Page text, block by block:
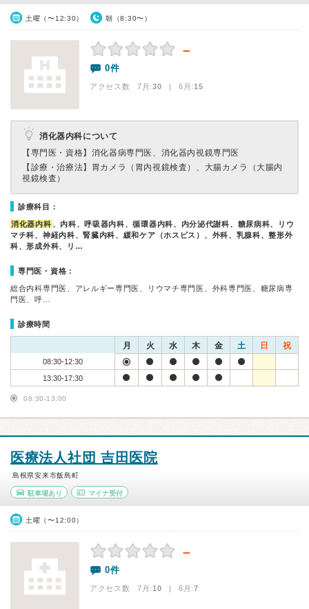
土曜（〜12:30） 朝（8:30〜）
－
0件
アクセス数 7月:30 | 6月:15
消化器内科について
【専門医・資格】 消化器病専門医、消化器内視鏡専門医
【診療・治療法】 胃カメラ（胃内視鏡検査）、大腸カメラ（大腸内
視鏡検査）
診療科目：
消化器内科 、内科、呼吸器内科、循環器内科、内分泌代謝科、糖尿病科、リウ
マチ科、神経内科、腎臓内科、緩和ケア（ホスピス）、外科、乳腺科、整形外
科、形成外科、リ…
専門医・資格：
総合内科専門医、アレルギー専門医、リウマチ専門医、外科専門医、糖尿病専
門医、呼…
診療時間
月 火 水 木 金 土 日 祝
08:30-12:30
13:30-17:30
08:30-13:00
医療法人社団 吉田医院
島根県安来市飯島町
駐車場あり マイナ受付
土曜（〜12:00）
－
0件
アクセス数 7月:10 | 6月:7